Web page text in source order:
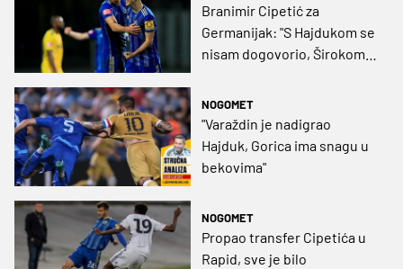
Branimir Cipetić za
Germanijak: "S Hajdukom se
nisam dogovorio, Širokom
utakmice s Dinamom su sve
samo ne prijateljske“
NOGOMET
"Varaždin je nadigrao
Hajduk, Gorica ima snagu u
bekovima"
NOGOMET
Propao transfer Cipetića u
Rapid, sve je bilo